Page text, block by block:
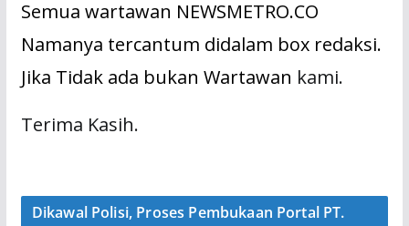
Semua wartawan NEWSMETRO.CO
Namanya tercantum didalam box redaksi.
Jika Tidak ada bukan Wartawan kami.
Terima Kasih.
Dikawal Polisi, Proses Pembukaan Portal PT.